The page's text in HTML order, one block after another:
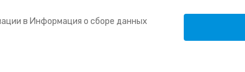
в Информация о сборе данных